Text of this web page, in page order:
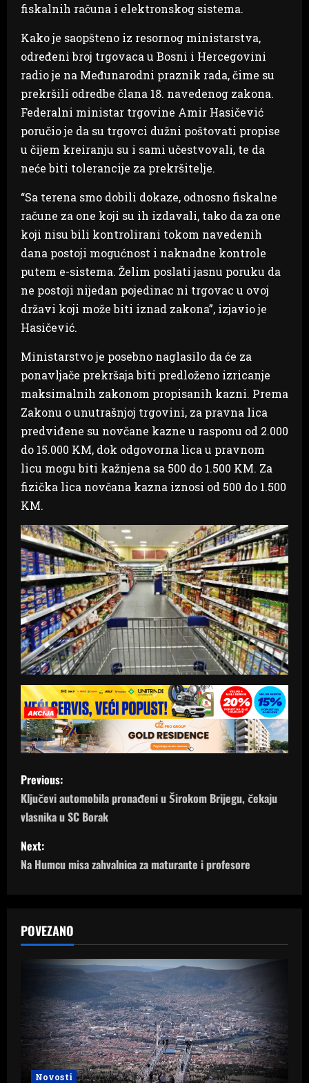
fiskalnih računa i elektronskog sistema.
Kako je saopšteno iz resornog ministarstva,
određeni broj trgovaca u Bosni i Hercegovini
radio je na Međunarodni praznik rada, čime su
prekršili odredbe člana 18. navedenog zakona.
Federalni ministar trgovine Amir Hasičević
poručio je da su trgovci dužni poštovati propise
u čijem kreiranju su i sami učestvovali, te da
neće biti tolerancije za prekršitelje.
“Sa terena smo dobili dokaze, odnosno fiskalne
račune za one koji su ih izdavali, tako da za one
koji nisu bili kontrolirani tokom navedenih
dana postoji mogućnost i naknadne kontrole
putem e-sistema. Želim poslati jasnu poruku da
ne postoji nijedan pojedinac ni trgovac u ovoj
državi koji može biti iznad zakona”, izjavio je
Hasičević.
Ministarstvo je posebno naglasilo da će za
ponavljače prekršaja biti predloženo izricanje
maksimalnih zakonom propisanih kazni. Prema
Zakonu o unutrašnjoj trgovini, za pravna lica
predviđene su novčane kazne u rasponu od 2.000
do 15.000 KM, dok odgovorna lica u pravnom
licu mogu biti kažnjena sa 500 do 1.500 KM. Za
fizička lica novčana kazna iznosi od 500 do 1.500
KM.
P
o
s
t
a
v
a
t
Previous:
Ključevi automobila pronađeni u Širokom Brijegu, čekaju
vlasnika u SC Borak
Next:
Na Humcu misa zahvalnica za maturante i profesore
POVEZANO
Novosti